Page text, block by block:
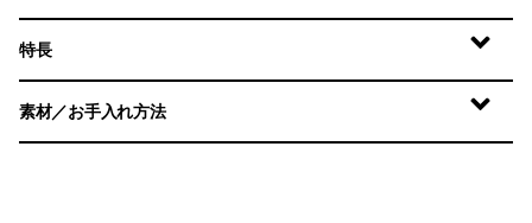
特長
素材／お手入れ方法